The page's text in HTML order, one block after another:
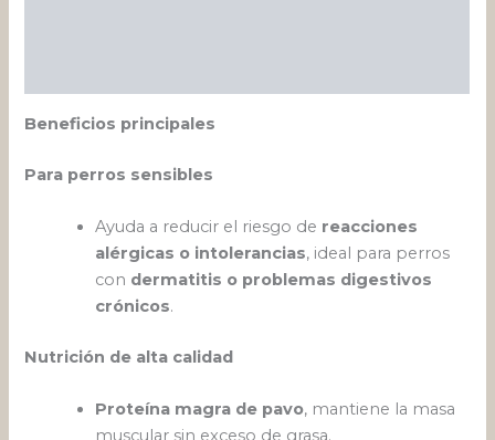
Beneficios principales
Para perros sensibles
Ayuda a reducir el riesgo de reacciones
alérgicas o intolerancias, ideal para perros
con dermatitis o problemas digestivos
crónicos.
Nutrición de alta calidad
Proteína magra de pavo, mantiene la masa